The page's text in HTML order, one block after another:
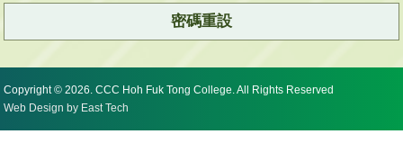
密碼重設
Copyright © 2026. CCC Hoh Fuk Tong College. All Rights Reserved
Web Design by East Tech